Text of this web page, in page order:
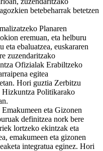
betebeharrak betetzen
Planaren
eremuan, eta helburu
ebaluatzea, euskararen
zuzendaritzako
Ofizialak Erabiltzeko
egitea
Hori guztia Zerbitzu
Hizkuntza Politikarako
eta Gizonen
definitzea nork bere
lortzeko ekintzak eta
emakumeen eta gizonen
integratua eginez. Hori